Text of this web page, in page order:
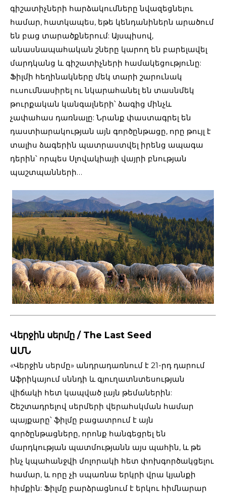
գիշատիչների հարձակումները նվազեցնելու
համար, հատկապես, եթե կենդանիներն արածում
են բաց տարածքներում: Այսպիսով,
անասնապահական շները կարող են բարելավել
մարդկանց և գիշատիչների համակեցությունը:
Ֆիլմի հեղինակները մեկ տարի շարունակ
ուսումնասիրել ու նկարահանել են տասնմեկ
թուրքական կանգալների՝ ձագից մինչև
չափահաս դառնալը: Նրանք փաստագրել են
դաստիարակության այն գործընթացը, որը թույլ է
տալիս ձագերին պատրաստվել իրենց ապագա
դերին՝ որպես Սլովակիայի վայրի բնության
պաշտպանների…
Վերջին սերմը / The Last Seed
ԱՄՆ
«Վերջին սերմը» անդրադառնում է 21-րդ դարում
Աֆրիկայում սննդի և գյուղատնտեսության
վիճակի հետ կապված լայն թեմաներին:
Շեշտադրելով սերմերի վերահսկման համար
պայքարը՝ ֆիլմը բացատրում է այն
գործընթացները, որոնք հանգեցրել են
մարդկության պատմությանն այս պահին, և թե
ինչ կպահանջվի մոլորակի հետ փոխգործակցելու
համար, և որը չի սպառնա երկրի վրա կյանքի
հիմքին: Ֆիլմը բարձրացնում է երկու հիմնարար